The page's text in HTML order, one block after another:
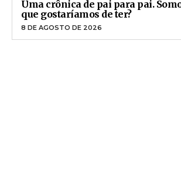
Uma crônica de pai para pai.
que gostaríamos de ter?
8 DE AGOSTO DE 2026